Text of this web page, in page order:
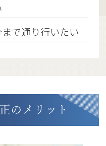
で通り行いたい
のメリット